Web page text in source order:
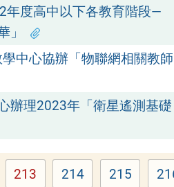
年度高中以下各教育階段—
」
中心協辦「物聯網相關教師
辦理2023年「衛星遙測基礎
Page
213 Page
214 Page
215